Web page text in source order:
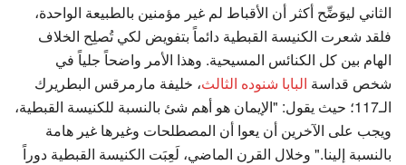
الثاني ليوَضِّح أكثر أن الأقباط لم غير مؤمنين بالطبيعة الواحدة،
فلقد شعرت الكنيسة القبطية دائماً بتفويض لكي تُصلِح الخلاف
الهام بين كل الكنائس المسيحية. وهذا الأمر واضحاً جلياً في
شخص قداسة البابا شنوده الثالث، خليفة مارمرقس البطريرك
الـ117؛ حيث يقول: "الإيمان هو أهم شئ بالنسبة للكنيسة القبطية،
ويجب على الآخرين أن يعوا أن المصطلحات وغيرها غير هامة
بالنسبة إلينا." وخلال القرن الماضي، لَعِبَت الكنيسة القبطية دوراً